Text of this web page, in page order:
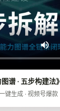
谱 · 五步构建法》
键生成 · 视频号爆款